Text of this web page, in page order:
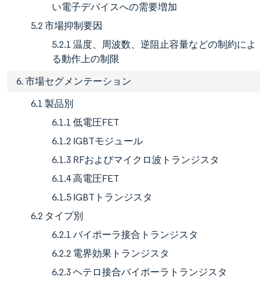
い電子デバイスへの需要増加
5.2 市場抑制要因
5.2.1 温度、周波数、逆阻止容量などの制約によ
る動作上の制限
6. 市場セグメンテーション
6.1 製品別
6.1.1 低電圧FET
6.1.2 IGBTモジュール
6.1.3 RFおよびマイクロ波トランジスタ
6.1.4 高電圧FET
6.1.5 IGBTトランジスタ
6.2 タイプ別
6.2.1 バイポーラ接合トランジスタ
6.2.2 電界効果トランジスタ
6.2.3 ヘテロ接合バイポーラトランジスタ